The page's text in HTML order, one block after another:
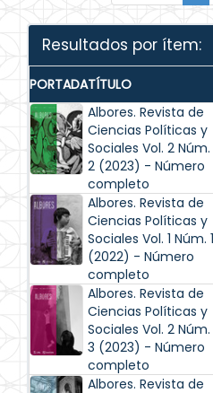
Resultados por ítem:
PORTADATÍTULO
Albores. Revista de
Ciencias Políticas y
Sociales Vol. 2 Núm.
2 (2023) - Número
completo
Albores. Revista de
Ciencias Políticas y
Sociales Vol. 1 Núm. 1
(2022) - Número
completo
Albores. Revista de
Ciencias Políticas y
Sociales Vol. 2 Núm.
3 (2023) - Número
completo
Albores. Revista de